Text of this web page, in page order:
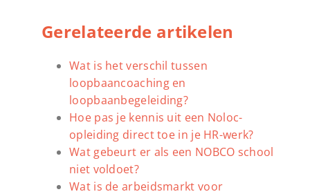
Gerelateerde artikelen
Wat is het verschil tussen
loopbaancoaching en
loopbaanbegeleiding?
Hoe pas je kennis uit een Noloc-
opleiding direct toe in je HR-werk?
Wat gebeurt er als een NOBCO school
niet voldoet?
Wat is de arbeidsmarkt voor